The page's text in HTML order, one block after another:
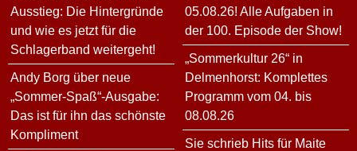
Ausstieg: Die Hintergründe
und wie es jetzt für die
Schlagerband weitergeht!
Andy Borg über neue
„Sommer-Spaß“-Ausgabe:
Das ist für ihn das schönste
Kompliment
05.08.26! Alle Aufgaben in
der 100. Episode der Show!
„Sommerkultur 26“ in
Delmenhorst: Komplettes
Programm vom 04. bis
08.08.26
Sie schrieb Hits für Maite